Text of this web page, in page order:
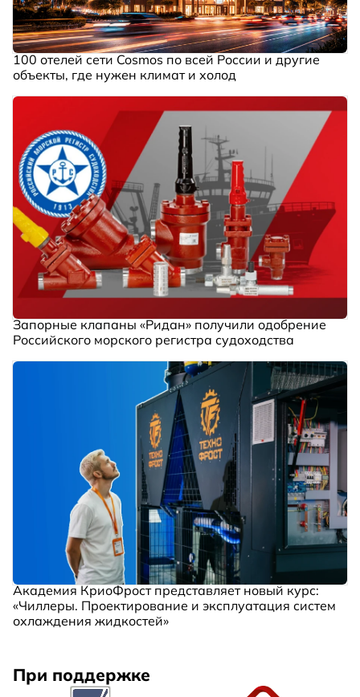
100 отелей сети Cosmos по всей России и другие
объекты, где нужен климат и холод
Запорные клапаны «Ридан» получили одобрение
Российского морского регистра судоходства
Академия КриоФрост представляет новый курс:
«Чиллеры. Проектирование и эксплуатация систем
охлаждения жидкостей»
При поддержке